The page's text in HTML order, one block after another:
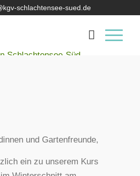
schlachtensee-sued.de
und Gartenfreunde,
ein zu unserem Kurs